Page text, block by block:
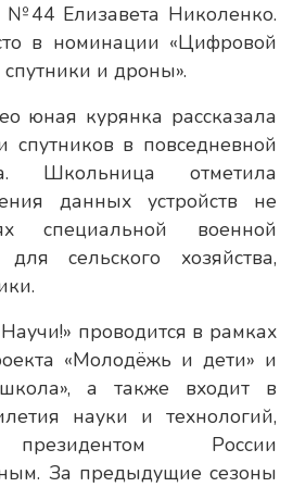
№44 Елизавета Николенко.
в номинации «Цифровой
и дроны».
юная курянка рассказала
спутников в повседневной
Школьница отметила
данных устройств не
специальной военной
сельского хозяйства,
проводится в рамках
«Молодёжь и дети» и
а также входит в
науки и технологий,
президентом России
За предыдущие сезоны